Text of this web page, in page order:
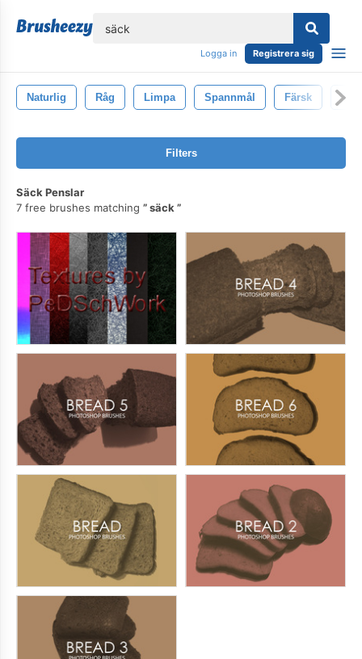
Logga in Registrera sig
Naturlig Råg Limpa Spannmål Färsk Trä-
Filters
Säck Penslar
7 free brushes matching
säck